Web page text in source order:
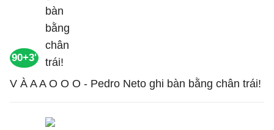
90+3'
V À A A O O O - Pedro Neto ghi bàn bằng chân trái!